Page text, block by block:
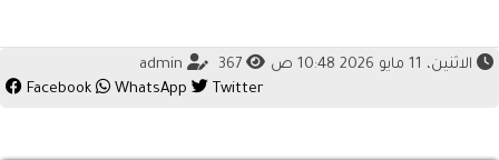
الاثنين، 11 مايو 2026 10:48 ص
Facebook
WhatsApp Twitter